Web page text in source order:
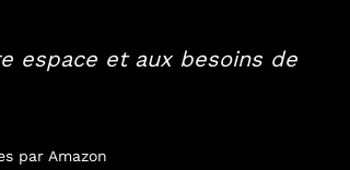
espace et aux besoins de
par Amazon